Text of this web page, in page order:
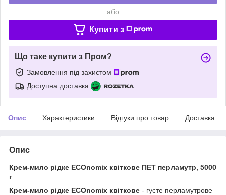
або
Купити з
Що таке купити з Пром?
Замовлення під захистом
Доступна доставка
Опис Характеристики Відгуки про товар Доставка
Опис
Крем-мило рідке ECOnomix квіткове ПЕТ перламутр, 5000
г
Крем-мило рідке ECOnomix квіткове - густе перламутрове